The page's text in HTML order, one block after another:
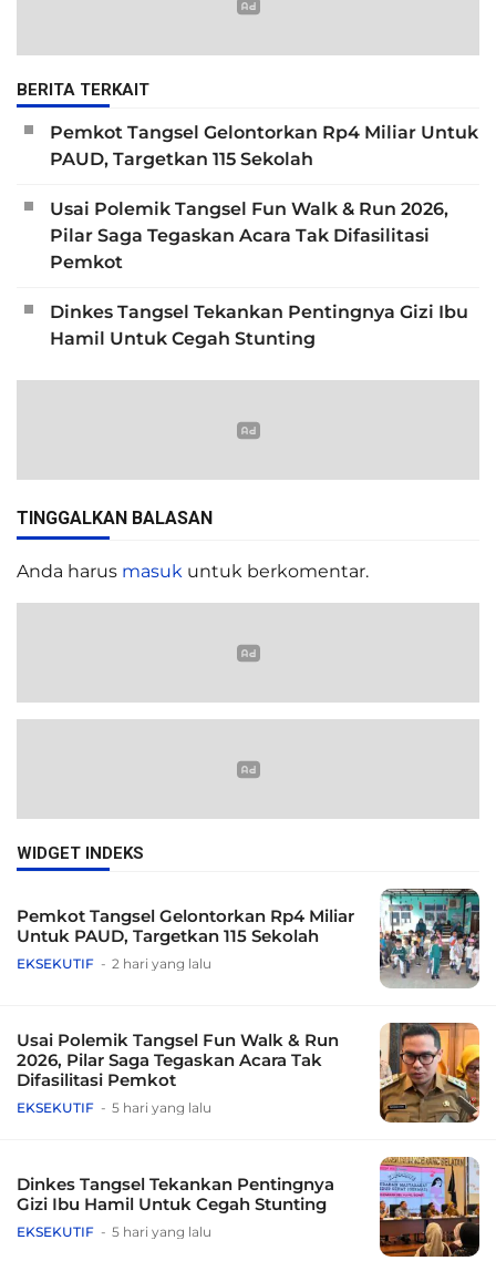
BERITA TERKAIT
Pemkot Tangsel Gelontorkan Rp4 Miliar Untuk
PAUD, Targetkan 115 Sekolah
Usai Polemik Tangsel Fun Walk & Run 2026,
Pilar Saga Tegaskan Acara Tak Difasilitasi
Pemkot
Dinkes Tangsel Tekankan Pentingnya Gizi Ibu
Hamil Untuk Cegah Stunting
TINGGALKAN BALASAN
Anda harus masuk untuk berkomentar.
WIDGET INDEKS
Pemkot Tangsel Gelontorkan Rp4 Miliar
Untuk PAUD, Targetkan 115 Sekolah
EKSEKUTIF 2 hari yang lalu
Usai Polemik Tangsel Fun Walk & Run
2026, Pilar Saga Tegaskan Acara Tak
Difasilitasi Pemkot
EKSEKUTIF 5 hari yang lalu
Dinkes Tangsel Tekankan Pentingnya
Gizi Ibu Hamil Untuk Cegah Stunting
EKSEKUTIF 5 hari yang lalu